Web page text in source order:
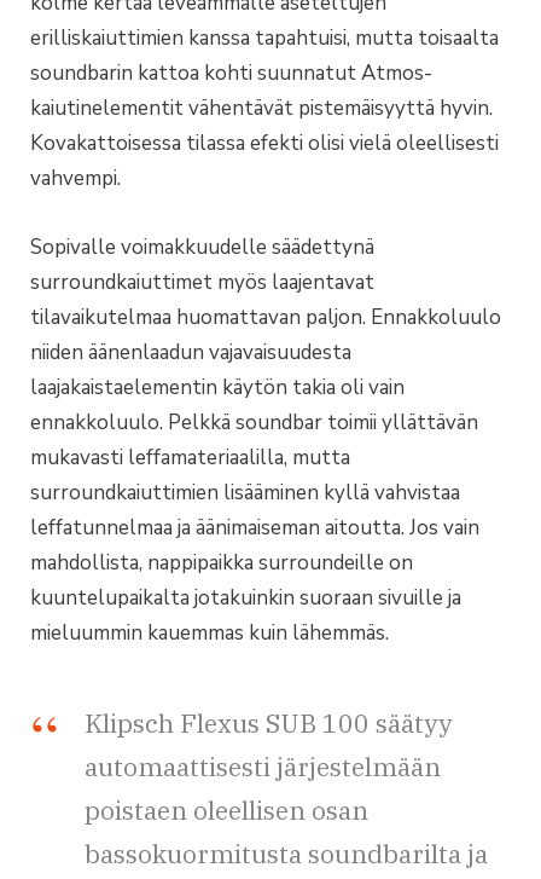
erilliskaiuttimien kanssa tapahtuisi, mutta toisaalta
soundbarin kattoa kohti suunnatut Atmos-
kaiutinelementit vähentävät pistemäisyyttä hyvin.
Kovakattoisessa tilassa efekti olisi vielä oleellisesti
vahvempi.
Sopivalle voimakkuudelle säädettynä
surroundkaiuttimet myös laajentavat
tilavaikutelmaa huomattavan paljon. Ennakkoluulo
niiden äänenlaadun vajavaisuudesta
laajakaistaelementin käytön takia oli vain
ennakkoluulo. Pelkkä soundbar toimii yllättävän
mukavasti leffamateriaalilla, mutta
surroundkaiuttimien lisääminen kyllä vahvistaa
leffatunnelmaa ja äänimaiseman aitoutta. Jos vain
mahdollista, nappipaikka surroundeille on
kuuntelupaikalta jotakuinkin suoraan sivuille ja
mieluummin kauemmas kuin lähemmäs.
Klipsch Flexus SUB 100 säätyy
automaattisesti järjestelmään
poistaen oleellisen osan
bassokuormitusta soundbarilta ja